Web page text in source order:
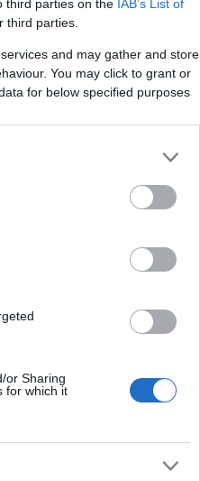
third parties on the IAB’s List of
third parties.
and may gather and store
You may click to grant or
for below specified purposes
or Sharing
for which it